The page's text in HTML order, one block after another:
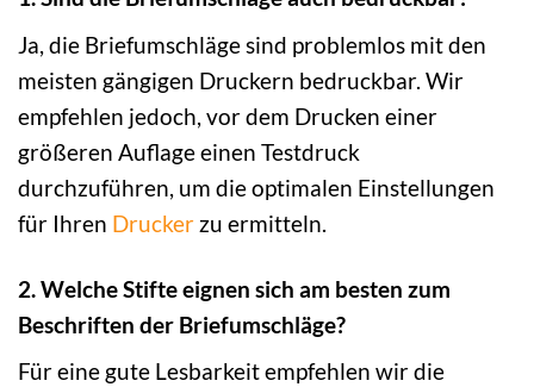
Ja, die Briefumschläge sind problemlos mit den
meisten gängigen Druckern bedruckbar. Wir
empfehlen jedoch, vor dem Drucken einer
größeren Auflage einen Testdruck
durchzuführen, um die optimalen Einstellungen
für Ihren Drucker zu ermitteln.
2. Welche Stifte eignen sich am besten zum
Beschriften der Briefumschläge?
Für eine gute Lesbarkeit empfehlen wir die